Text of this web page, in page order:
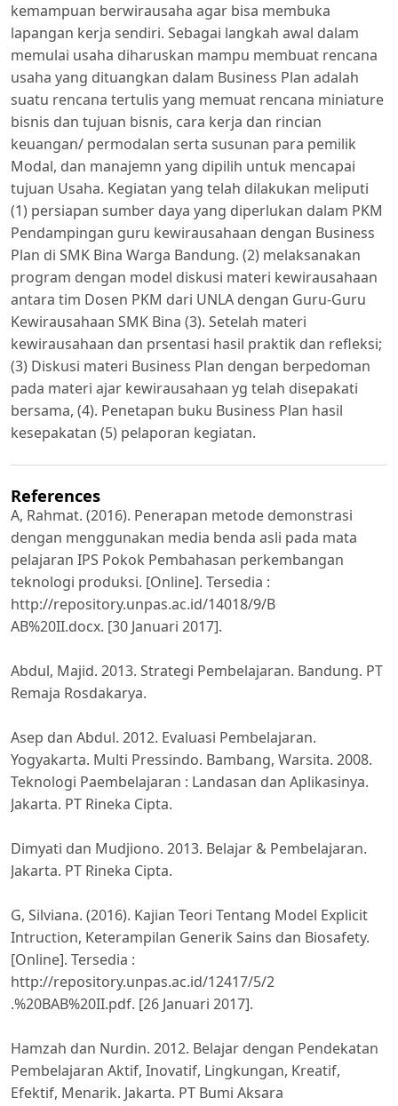
kemampuan berwirausaha agar bisa membuka
lapangan kerja sendiri. Sebagai langkah awal dalam
memulai usaha diharuskan mampu membuat rencana
usaha yang dituangkan dalam Business Plan adalah
suatu rencana tertulis yang memuat rencana miniature
bisnis dan tujuan bisnis, cara kerja dan rincian
keuangan/ permodalan serta susunan para pemilik
Modal, dan manajemn yang dipilih untuk mencapai
tujuan Usaha. Kegiatan yang telah dilakukan meliputi
(1) persiapan sumber daya yang diperlukan dalam PKM
Pendampingan guru kewirausahaan dengan Business
Plan di SMK Bina Warga Bandung. (2) melaksanakan
program dengan model diskusi materi kewirausahaan
antara tim Dosen PKM dari UNLA dengan Guru-Guru
Kewirausahaan SMK Bina (3). Setelah materi
kewirausahaan dan prsentasi hasil praktik dan refleksi;
(3) Diskusi materi Business Plan dengan berpedoman
pada materi ajar kewirausahaan yg telah disepakati
bersama, (4). Penetapan buku Business Plan hasil
kesepakatan (5) pelaporan kegiatan.
References
A, Rahmat. (2016). Penerapan metode demonstrasi
dengan menggunakan media benda asli pada mata
pelajaran IPS Pokok Pembahasan perkembangan
teknologi produksi. [Online]. Tersedia :
http://repository.unpas.ac.id/14018/9/B
AB%20II.docx. [30 Januari 2017].
Abdul, Majid. 2013. Strategi Pembelajaran. Bandung. PT
Remaja Rosdakarya.
Asep dan Abdul. 2012. Evaluasi Pembelajaran.
Yogyakarta. Multi Pressindo. Bambang, Warsita. 2008.
Teknologi Paembelajaran : Landasan dan Aplikasinya.
Jakarta. PT Rineka Cipta.
Dimyati dan Mudjiono. 2013. Belajar & Pembelajaran.
Jakarta. PT Rineka Cipta.
G, Silviana. (2016). Kajian Teori Tentang Model Explicit
Intruction, Keterampilan Generik Sains dan Biosafety.
[Online]. Tersedia :
http://repository.unpas.ac.id/12417/5/2
.%20BAB%20II.pdf. [26 Januari 2017].
Hamzah dan Nurdin. 2012. Belajar dengan Pendekatan
Pembelajaran Aktif, Inovatif, Lingkungan, Kreatif,
Efektif, Menarik. Jakarta. PT Bumi Aksara